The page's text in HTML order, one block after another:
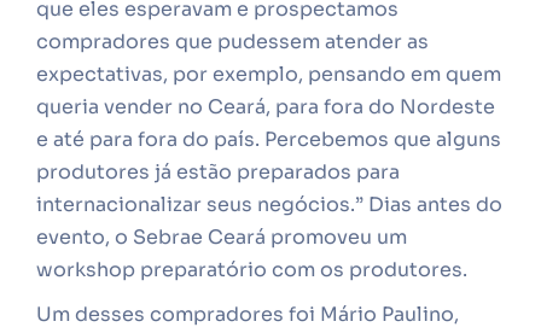
que eles esperavam e prospectamos
compradores que pudessem atender as
expectativas, por exemplo, pensando em quem
queria vender no Ceará, para fora do Nordeste
e até para fora do país. Percebemos que alguns
produtores já estão preparados para
internacionalizar seus negócios.” Dias antes do
evento, o Sebrae Ceará promoveu um
workshop preparatório com os produtores.
Um desses compradores foi Mário Paulino,